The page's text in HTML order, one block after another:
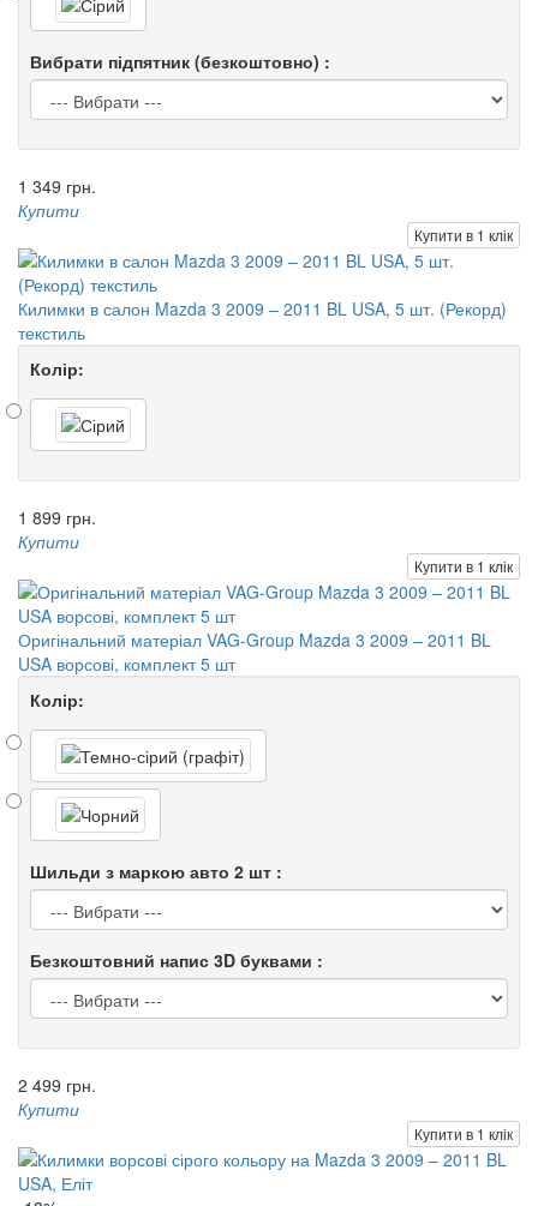
Вибрати підпятник (безкоштовно) :
1 349 грн.
Купити
Купити в 1 клік
Килимки в салон Mazda 3 2009 – 2011 BL USA, 5 шт. (Рекорд)
текстиль
Колір:
1 899 грн.
Купити
Купити в 1 клік
Оригінальний матеріал VAG-Group Mazda 3 2009 – 2011 BL
USA ворсові, комплект 5 шт
Колір:
Шильди з маркою авто 2 шт :
Безкоштовний напис 3D буквами :
2 499 грн.
Купити
Купити в 1 клік